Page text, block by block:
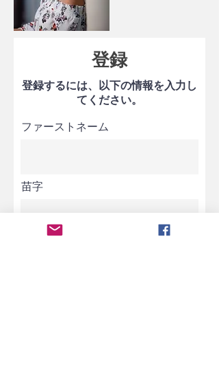
登録
登録するには、以下の情報を入力し
てください。
ファーストネーム
苗字